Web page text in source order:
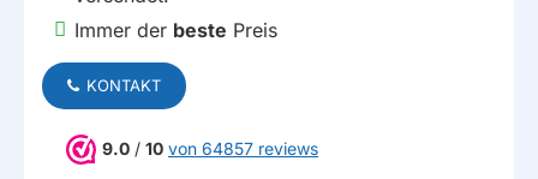
Immer der beste Preis
KONTAKT
9.0 / 10 von 64857 reviews